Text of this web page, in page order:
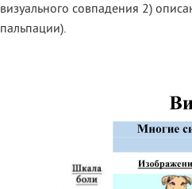
визуального совпадения 2)
пальпации).